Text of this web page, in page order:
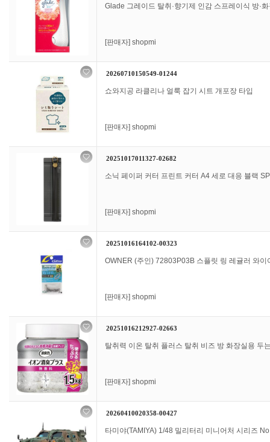
Glade 그레이드 탈취·향기제 인감 스프레이식 방·
[판매자] shopmi
20260710150549-01244
쇼와지공 라클리나 얼룩 잡기 시트 개포장 타입
[판매자] shopmi
20251017011327-02682
소닉 페이퍼 커터 프린트 커터 A4 세로 대응 블랙
[판매자] shopmi
20251016164102-00323
OWNER (주인) 72803P03B 스플릿 링 레귤러 와이
[판매자] shopmi
20251016212927-02663
탈취력 이온 탈취 플러스 탈취 비즈 방 화장실용 두
[판매자] shopmi
20260410020358-00427
타미야(TAMIYA) 1/48 밀리터리 미니어처 시리즈